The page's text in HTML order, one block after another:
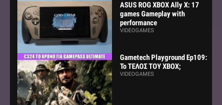
ASUS ROG XBOX Ally X: 17
games Gameplay with
performance
VIDEOGAMES
Gametech Playground Ep109:
Το ΤΕΛΟΣ ΤΟΥ ΧΒΟΧ;
VIDEOGAMES